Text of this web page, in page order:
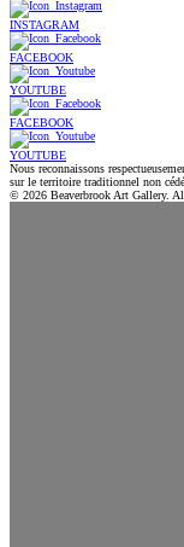
INSTAGRAM
FACEBOOK
YOUTUBE
FACEBOOK
YOUTUBE
Nous reconnaissons
sur le territoire traditionnel non
© 2026 Beaverbrook Art Gallery.